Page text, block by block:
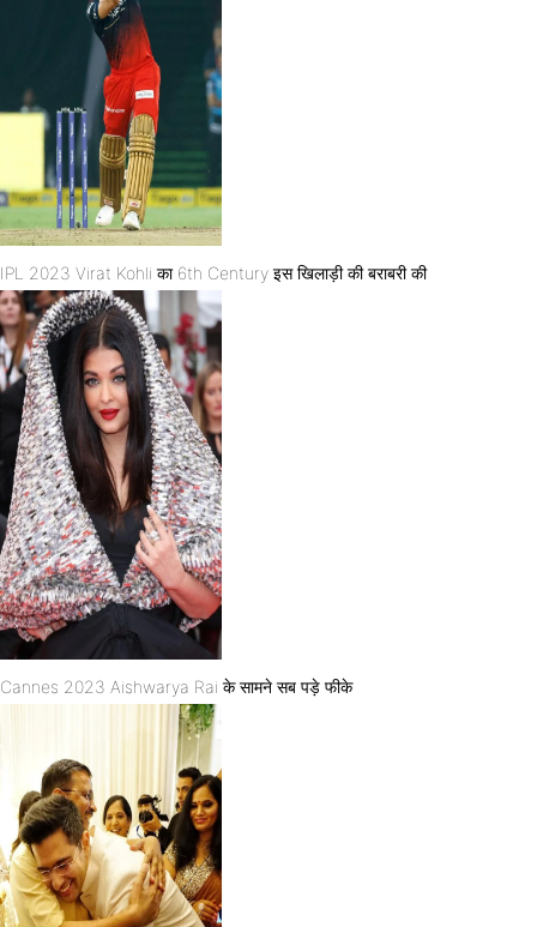
IPL 2023 Virat Kohli का 6th Century इस खिलाड़ी की बराबरी की
Cannes 2023 Aishwarya Rai के सामने सब पड़े फीके